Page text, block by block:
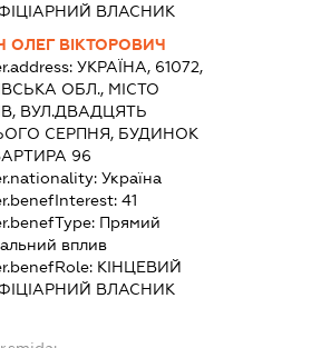
ВЛАСНИК
ОЛЕГ ВІКТОРОВИЧ
УКРАЇНА, 61072,
ОБЛ., МІСТО
ВУЛ.ДВАДЦЯТЬ
СЕРПНЯ, БУДИНОК
96
Україна
41
Прямий
вплив
КІНЦЕВИЙ
ВЛАСНИК